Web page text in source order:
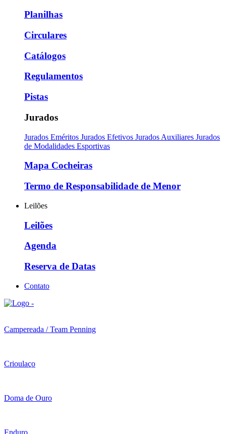
Planilhas
Circulares
Catálogos
Regulamentos
Pistas
Jurados
Jurados Eméritos Jurados Efetivos Jurados Auxiliares Jurados
de Modalidades Esportivas
Mapa Cocheiras
Termo de Responsabilidade de Menor
Leilões
Leilões
Agenda
Reserva de Datas
Contato
Campereada / Team Penning
Crioulaço
Doma de Ouro
Enduro